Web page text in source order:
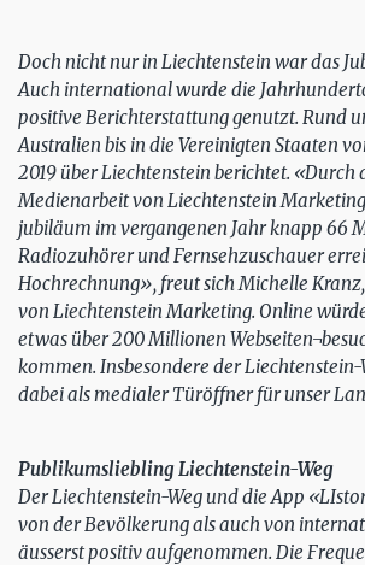
Doch nicht nur in Liechtenstein war das
Auch international wurde die
positive Berichterstattung genutzt. Rund
Australien bis in die Vereinigten Staaten
2019 über Liechtenstein berichtet. «Durch
Medienarbeit von Liechtenstein
jubiläum im vergangenen Jahr knapp 66
Radiozuhörer und Fernsehzuschauer
Hochrechnung», freut sich Michelle
von Liechtenstein Marketing. Online
etwas über 200 Millionen
kommen. Insbesondere der Liechtenstein-
dabei als medialer Türöffner für unser
Publikumsliebling Liechtenstein-Weg
Der Liechtenstein-Weg und die App
von der Bevölkerung als auch von
äusserst positiv aufgenommen. Die